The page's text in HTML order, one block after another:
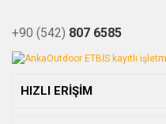
+90 (542) 807 6585
HIZLI ERİŞİM